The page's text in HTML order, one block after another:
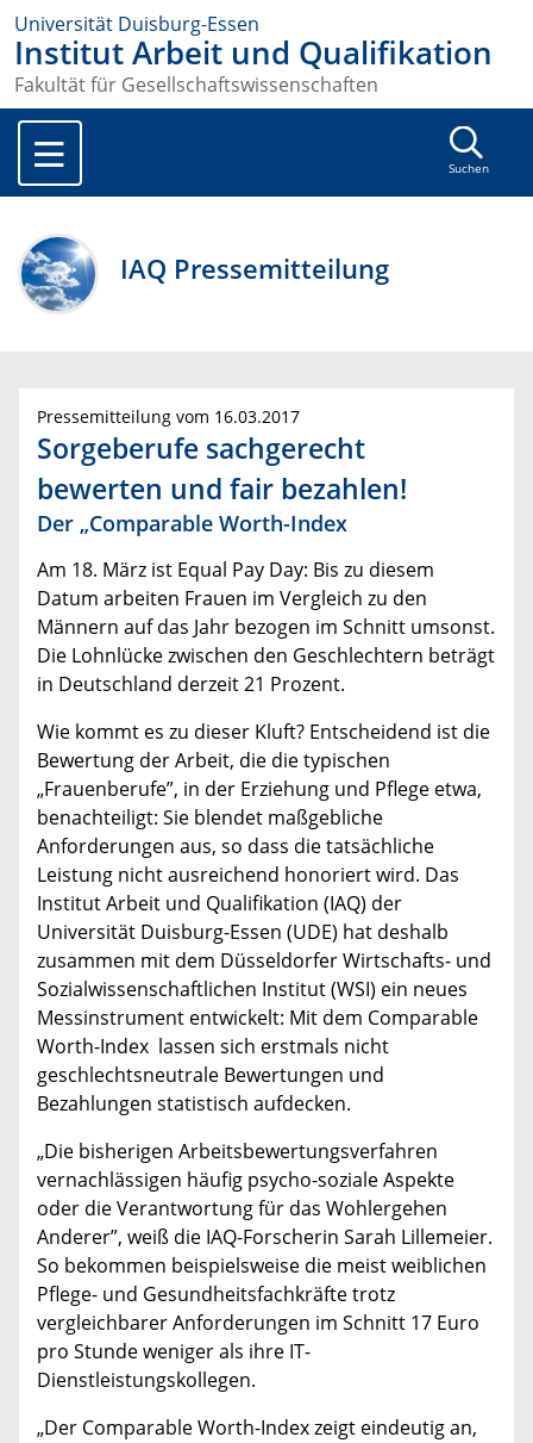
Universität Duisburg-Essen
Institut Arbeit und Qualifikation
Fakultät für Gesellschaftswissenschaften
Suchen
IAQ Pressemitteilung
Pressemitteilung vom 16.03.2017
Sorgeberufe sachgerecht
bewerten und fair bezahlen!
Der „Comparable Worth-Index
Am 18. März ist Equal Pay Day: Bis zu diesem
Datum arbeiten Frauen im Vergleich zu den
Männern auf das Jahr bezogen im Schnitt umsonst.
Die Lohnlücke zwischen den Geschlechtern beträgt
in Deutschland derzeit 21 Prozent.
Wie kommt es zu dieser Kluft? Entscheidend ist die
Bewertung der Arbeit, die die typischen
„Frauenberufe”, in der Erziehung und Pflege etwa,
benachteiligt: Sie blendet maßgebliche
Anforderungen aus, so dass die tatsächliche
Leistung nicht ausreichend honoriert wird. Das
Institut Arbeit und Qualifikation (IAQ) der
Universität Duisburg-Essen (UDE) hat deshalb
zusammen mit dem Düsseldorfer Wirtschafts- und
Sozialwissenschaftlichen Institut (WSI) ein neues
Messinstrument entwickelt: Mit dem Comparable
Worth-Index lassen sich erstmals nicht
geschlechtsneutrale Bewertungen und
Bezahlungen statistisch aufdecken.
„Die bisherigen Arbeitsbewertungsverfahren
vernachlässigen häufig psycho-soziale Aspekte
oder die Verantwortung für das Wohlergehen
Anderer”, weiß die IAQ-Forscherin Sarah Lillemeier.
So bekommen beispielsweise die meist weiblichen
Pflege- und Gesundheitsfachkräfte trotz
vergleichbarer Anforderungen im Schnitt 17 Euro
pro Stunde weniger als ihre IT-
Dienstleistungskollegen.
„Der Comparable Worth-Index zeigt eindeutig an,